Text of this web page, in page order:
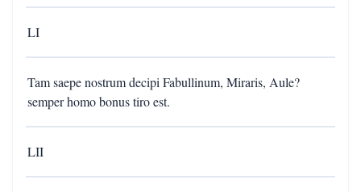
LI
Tam saepe nostrum decipi Fabullinum, Miraris, Aule?
semper homo bonus tiro est.
LII